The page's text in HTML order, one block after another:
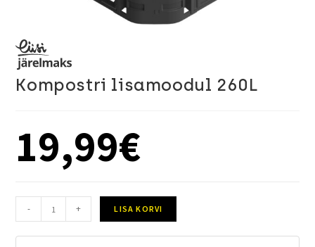
Kompostri lisamoodul 260L
19,99€
- + LISA KORVI